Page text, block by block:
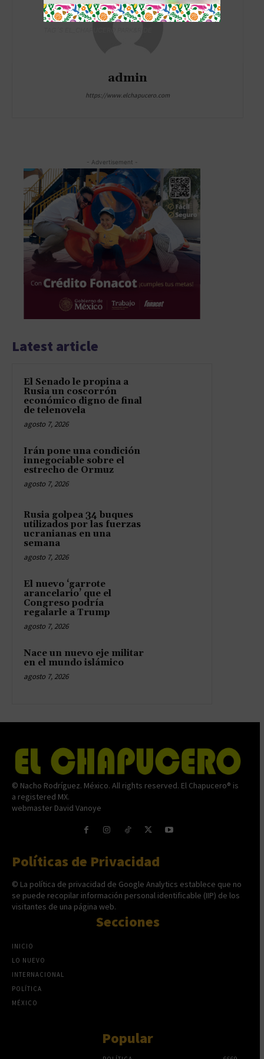
admin
https://www.elchapucero.com
- Advertisement -
Latest article
El Senado le propina a
Rusia un coscorrón
económico digno de final
de telenovela
agosto 7, 2026
Irán pone una condición
innegociable sobre el
estrecho de Ormuz
agosto 7, 2026
Rusia golpea 34 buques
utilizados por las fuerzas
ucranianas en una
semana
agosto 7, 2026
El nuevo ‘garrote
arancelario’ que el
Congreso podría
regalarle a Trump
agosto 7, 2026
Nace un nuevo eje militar
en el mundo islámico
agosto 7, 2026
© Nacho Rodríguez. México. All rights reserved. El Chapucero® is
a registered MX.
webmaster David Vanoye
Políticas de Privacidad
© La política de privacidad de Google Analytics establece que no
se puede recopilar información personal identificable (IIP) de los
visitantes de una página web.
Secciones
INICIO
LO NUEVO
INTERNACIONAL
POLÍTICA
MÉXICO
Popular